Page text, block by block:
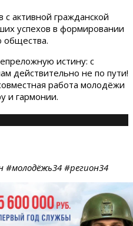
с активной гражданской
успехов в формировании
общества.
истину: с
действительно не по пути!
работа молодёжи
и гармонии.
#регион34